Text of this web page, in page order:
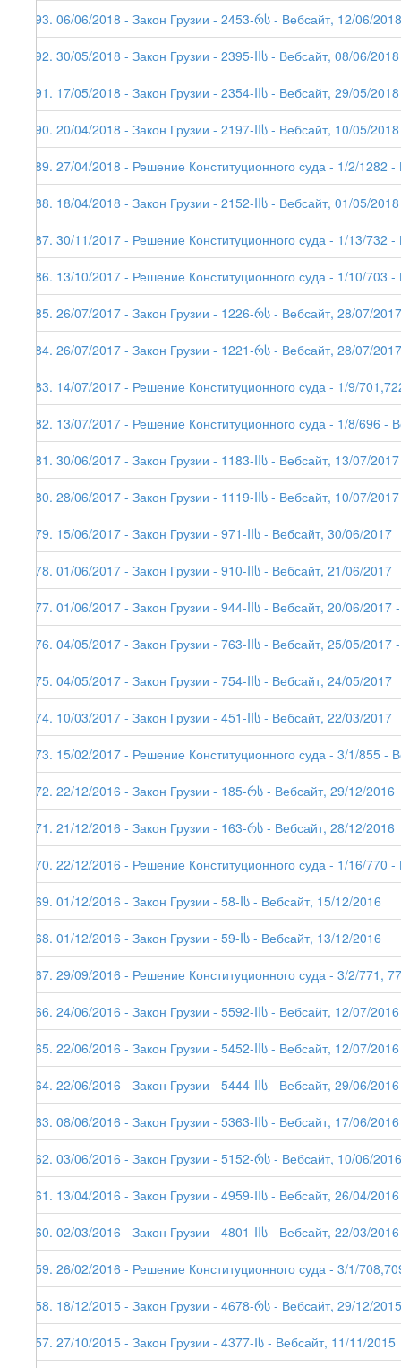
193. 06/06/2018 - Закон Грузии - 2453-რს - Вебсайт, 12/06/2018
192. 30/05/2018 - Закон Грузии - 2395-IIს - Вебсайт, 08/06/2018
191. 17/05/2018 - Закон Грузии - 2354-IIს - Вебсайт, 29/05/2018
190. 20/04/2018 - Закон Грузии - 2197-IIს - Вебсайт, 10/05/2018
189. 27/04/2018 - Решение Конституционного суда - 1/2/1282
188. 18/04/2018 - Закон Грузии - 2152-IIს - Вебсайт, 01/05/2018
187. 30/11/2017 - Решение Конституционного суда - 1/13/732
186. 13/10/2017 - Решение Конституционного суда - 1/10/703
185. 26/07/2017 - Закон Грузии - 1226-რს - Вебсайт, 28/07/2017
184. 26/07/2017 - Закон Грузии - 1221-რს - Вебсайт, 28/07/
183. 14/07/2017 - Решение Конституционного суда - 1/9/
182. 13/07/2017 - Решение Конституционного суда - 1/8/696 -
181. 30/06/2017 - Закон Грузии - 1183-IIს - Вебсайт, 13/07/2017
180. 28/06/2017 - Закон Грузии - 1119-IIს - Вебсайт, 10/07/2017
179. 15/06/2017 - Закон Грузии - 971-IIს - Вебсайт, 30/06/2017
178. 01/06/2017 - Закон Грузии - 910-IIს - Вебсайт, 21/06/2017
177. 01/06/2017 - Закон Грузии - 944-IIს - Вебсайт, 20/06/
176. 04/05/2017 - Закон Грузии - 763-IIს - Вебсайт, 25/05/
175. 04/05/2017 - Закон Грузии - 754-IIს - Вебсайт, 24/05/2017
174. 10/03/2017 - Закон Грузии - 451-IIს - Вебсайт, 22/03/2017
173. 15/02/2017 - Решение Конституционного суда - 3/1/855 -
172. 22/12/2016 - Закон Грузии - 185-რს - Вебсайт, 29/12/2016
171. 21/12/2016 - Закон Грузии - 163-რს - Вебсайт, 28/12/2016
170. 22/12/2016 - Решение Конституционного суда - 1/16/770
169. 01/12/2016 - Закон Грузии - 58-Iს - Вебсайт, 15/12/2016
168. 01/12/2016 - Закон Грузии - 59-Iს - Вебсайт, 13/12/2016
167. 29/09/2016 - Решение Конституционного суда - 3/2/771,
166. 24/06/2016 - Закон Грузии - 5592-IIს - Вебсайт, 12/07/2016
165. 22/06/2016 - Закон Грузии - 5452-IIს - Вебсайт, 12/07/2016
164. 22/06/2016 - Закон Грузии - 5444-IIს - Вебсайт, 29/06/2016
163. 08/06/2016 - Закон Грузии - 5363-IIს - Вебсайт, 17/06/2016
162. 03/06/2016 - Закон Грузии - 5152-რს - Вебсайт, 10/06/2016
161. 13/04/2016 - Закон Грузии - 4959-IIს - Вебсайт, 26/04/2016
160. 02/03/2016 - Закон Грузии - 4801-IIს - Вебсайт, 22/03/2016
159. 26/02/2016 - Решение Конституционного суда - 3/1/
158. 18/12/2015 - Закон Грузии - 4678-რს - Вебсайт, 29/12/2015
157. 27/10/2015 - Закон Грузии - 4377-Iს - Вебсайт, 11/11/2015